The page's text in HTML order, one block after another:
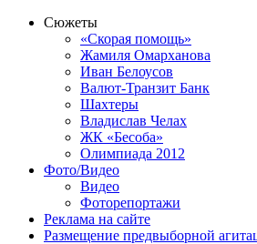
Сюжеты
«Скорая помощь»
Жамиля Омарханова
Иван Белоусов
Валют-Транзит Банк
Шахтеры
Владислав Челах
ЖК «Бесоба»
Олимпиада 2012
Фото/Видео
Видео
Фоторепортажи
Реклама на сайте
Размещение предвыборной